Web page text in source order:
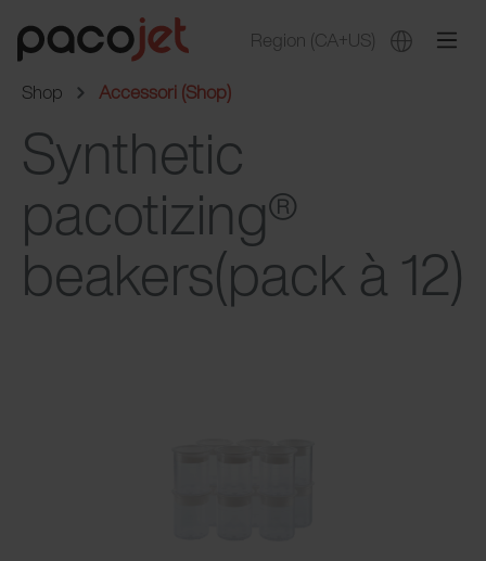
Region (CA+US)
Shop
Accessori (Shop)
Synthetic
pacotizing®
beakers(pack à 12)